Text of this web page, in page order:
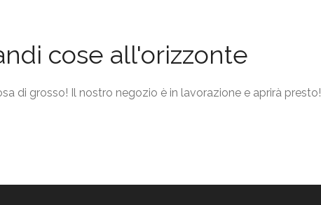
cose all'orizzonte
di grosso! Il nostro negozio è in lavorazione e aprirà presto!